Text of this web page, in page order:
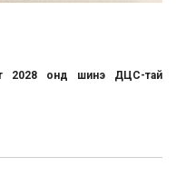
2028 онд шинэ ДЦС-тай